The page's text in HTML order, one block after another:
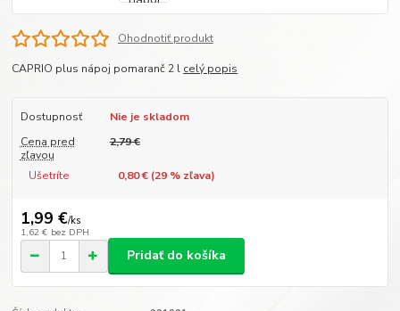
Ohodnotiť produkt
CAPRIO plus nápoj pomaranč 2 l celý popis
Dostupnosť
Nie je skladom
Cena pred
zľavou
2,79 €
Ušetríte 0,80 € (29% zľava)
1,99 €/ks
1,62 € bez DPH
Pridať do košíka